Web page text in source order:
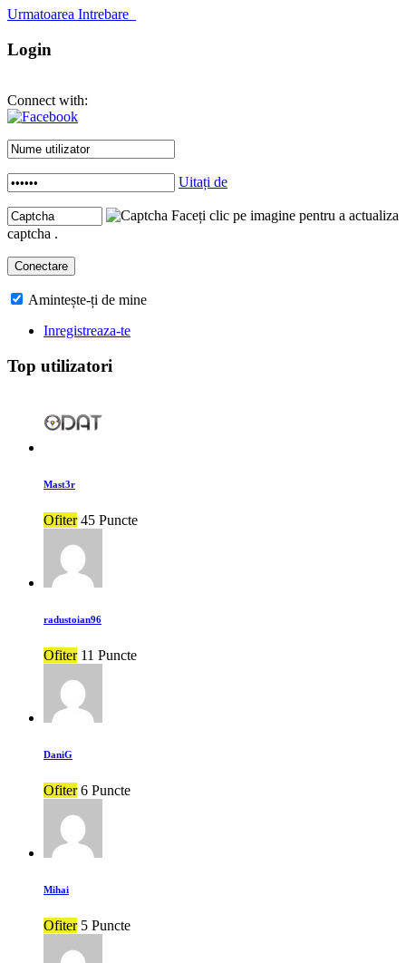
Urmatoarea Intrebare
Login
Connect with:
Uitați de
Faceți clic pe imagine pentru a actualiza
captcha .
Amintește-ți de mine
Inregistreaza-te
Top utilizatori
Mast3r
Ofiter 45 Puncte
radustoian96
Ofiter 11 Puncte
DaniG
Ofiter 6 Puncte
Mihai
Ofiter 5 Puncte